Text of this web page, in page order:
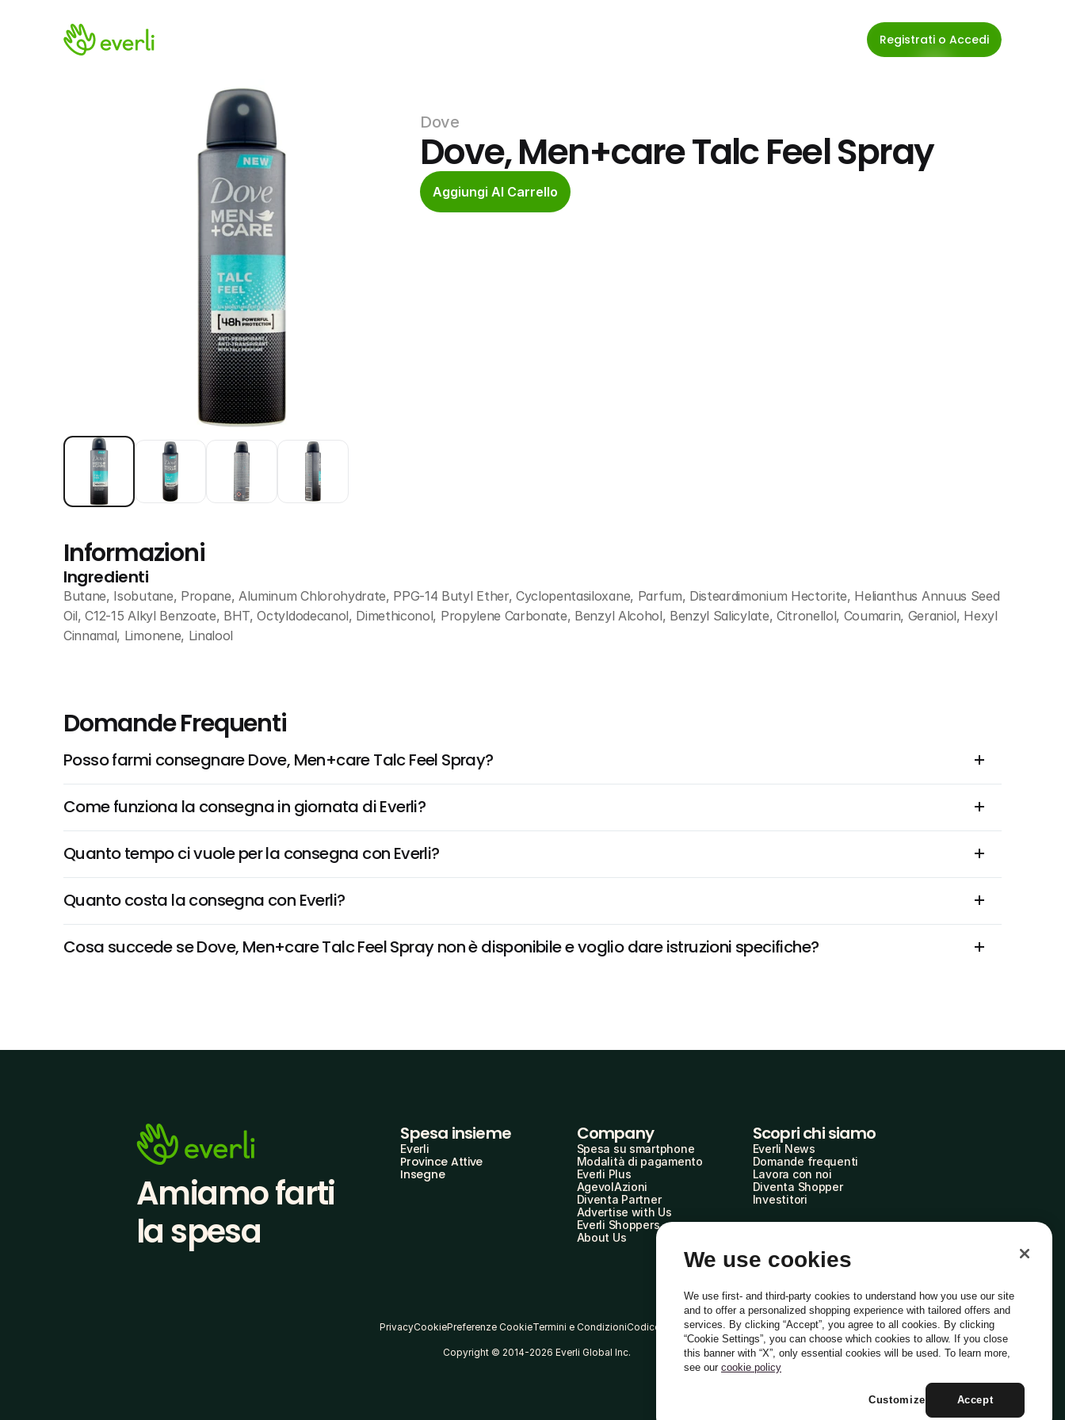
Registrati o Accedi
Dove
Dove, Men+care Talc Feel Spray
Aggiungi Al Carrello
Informazioni
Ingredienti
Butane, Isobutane, Propane, Aluminum Chlorohydrate, PPG-14 Butyl Ether, Cyclopentasiloxane, Parfum, Disteardimonium Hectorite, Helianthus Annuus Seed
Oil, C12-15 Alkyl Benzoate, BHT, Octyldodecanol, Dimethiconol, Propylene Carbonate, Benzyl Alcohol, Benzyl Salicylate, Citronellol, Coumarin, Geraniol, Hexyl
Cinnamal, Limonene, Linalool
Domande Frequenti
Posso farmi consegnare Dove, Men+care Talc Feel Spray?
Come funziona la consegna in giornata di Everli?
Quanto tempo ci vuole per la consegna con Everli?
Quanto costa la consegna con Everli?
Cosa succede se Dove, Men+care Talc Feel Spray non è disponibile e voglio dare istruzioni specifiche?
Amiamo farti
la spesa
Spesa insieme
Everli
Province Attive
Insegne
Company
Spesa su smartphone
Modalità di pagamento
Everli Plus
AgevolAzioni
Diventa Partner
Advertise with Us
Everli Shoppers
About Us
Scopri chi siamo
Everli News
Domande frequenti
Lavora con noi
Diventa Shopper
Investitori
PrivacyCookiePreferenze CookieTermini e CondizioniCodice Etico
Copyright © 2014-2026 Everli Global Inc. Italiano
We use cookies
We use first- and third-party cookies to understand how you use our site
and to offer a personalized shopping experience with tailored offers and
services. By clicking “Accept”, you agree to all cookies. By clicking
“Cookie Settings”, you can choose which cookies to allow. If you close
this banner with “X”, only essential cookies will be used. To learn more,
see our cookie policy
Accept
Customize